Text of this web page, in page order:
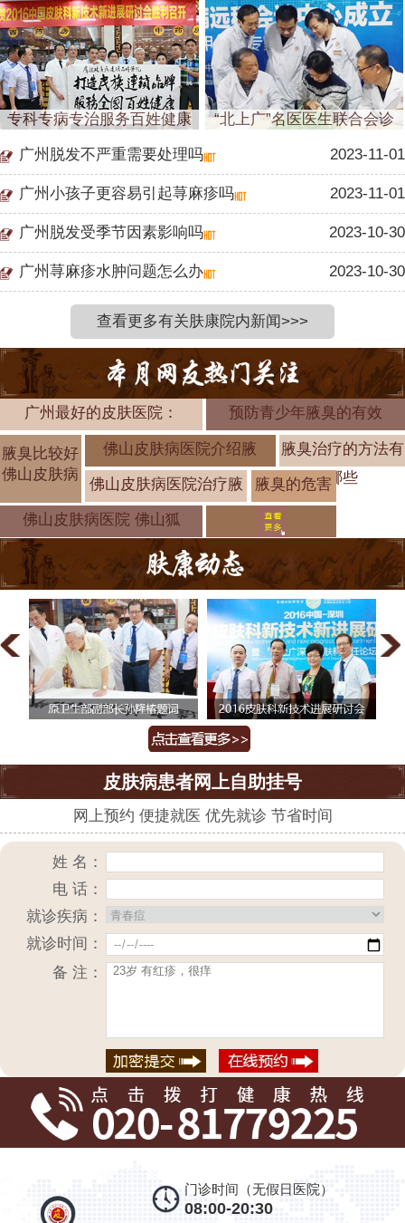
专科专病专治服务百姓健康 “北上广”名医医生联合会诊
广州脱发不严重需要处理吗 2023-11-01
广州小孩子更容易引起荨麻疹吗 2023-11-01
广州脱发受季节因素影响吗 2023-10-30
广州荨麻疹水肿问题怎么办 2023-10-30
查看更多有关肤康院内新闻>>>
广州最好的皮肤医院： 预防青少年腋臭的有效
腋臭比较好
佛山皮肤病
佛山皮肤病医院介绍腋
腋臭治疗的方法有
哪些
佛山皮肤病医院治疗腋
腋臭的危害
有哪些
佛山皮肤病医院 佛山狐
皮肤病患者网上自助挂号
网上预约 便捷就医 优先就诊 节省时间
姓 名：
电 话：
就诊疾病：
就诊时间：
备 注：
门诊时间（无假日医院）
08:00-20:30